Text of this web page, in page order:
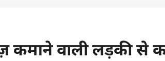
कमाने वाली लड़की से